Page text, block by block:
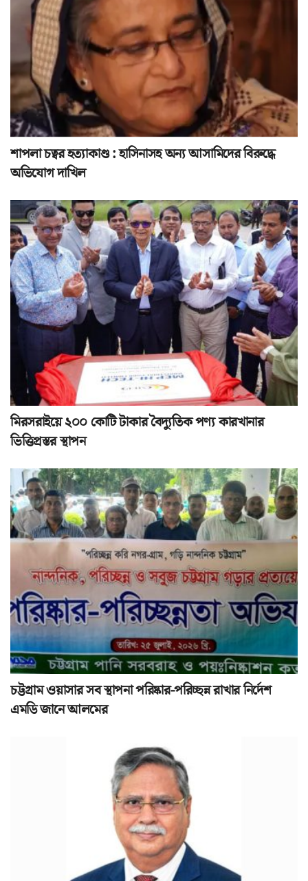
শাপলা চত্বর হত্যাকাণ্ড : হাসিনাসহ অন্য আসামিদের বিরুদ্ধে
অভিযোগ দাখিল
মিরসরাইয়ে ২০০ কোটি টাকার বৈদ্যুতিক পণ্য কারখানার
ভিত্তিপ্রস্তর স্থাপন
চট্টগ্রাম ওয়াসার সব স্থাপনা পরিষ্কার-পরিচ্ছন্ন রাখার নির্দেশ
এমডি জানে আলমের